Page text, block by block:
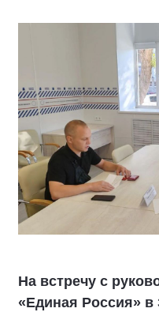
На встречу с
«Единая Россия» в